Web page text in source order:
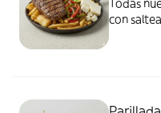
Todas
con